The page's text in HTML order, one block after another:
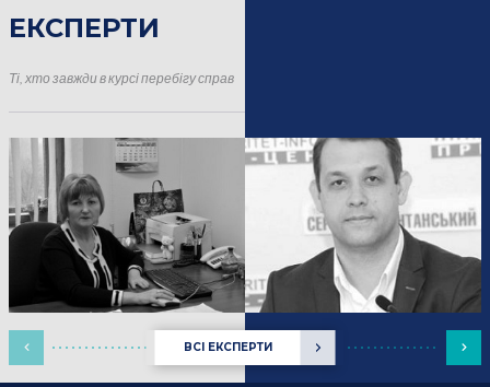
ЕКСПЕРТИ
Ті, хто завжди в курсі перебігу справ
ВСІ ЕКСПЕРТИ